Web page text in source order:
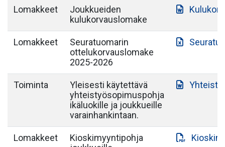
Lomakkeet
Joukkueiden
kulukorvauslomake
Lomakkeet
Seuratuomarin
ottelukorvauslomake
2025-2026
Toiminta
Yleisesti käytettävä
yhteistyösopimuspohja
ikäluokille ja joukkueille
varainhankintaan.
Lomakkeet
Kioskimyyntipohja